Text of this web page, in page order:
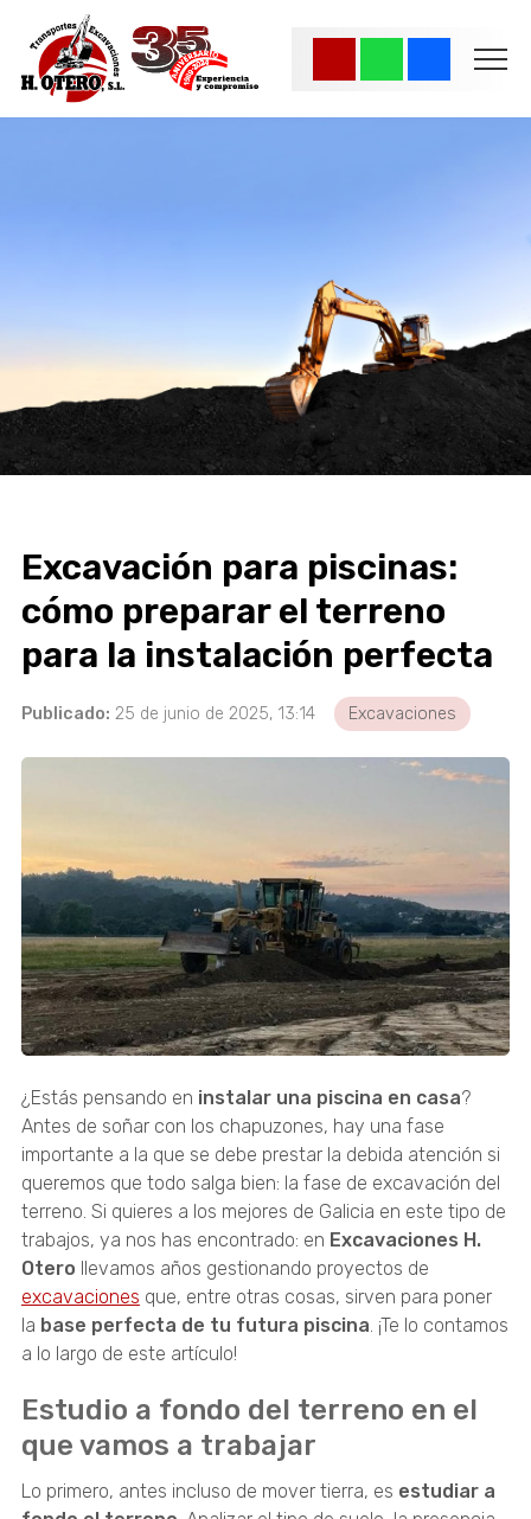
Excavación para piscinas:
cómo preparar el terreno
para la instalación perfecta
Publicado: 25 de junio de 2025, 13:14 Excavaciones
¿Estás pensando en instalar una piscina en casa?
Antes de soñar con los chapuzones, hay una fase
importante a la que se debe prestar la debida atención si
queremos que todo salga bien: la fase de excavación del
terreno. Si quieres a los mejores de Galicia en este tipo de
trabajos, ya nos has encontrado: en Excavaciones H.
Otero llevamos años gestionando proyectos de
excavaciones que, entre otras cosas, sirven para poner
la base perfecta de tu futura piscina. ¡Te lo contamos
a lo largo de este artículo!
Estudio a fondo del terreno en el
que vamos a trabajar
Lo primero, antes incluso de mover tierra, es estudiar a